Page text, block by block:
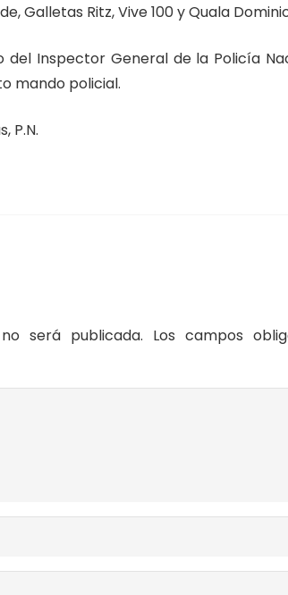
Galletas Ritz, Vive 100 y Quala
Inspector General de la Policía
mando policial.
P.N.
será publicada. Los campos